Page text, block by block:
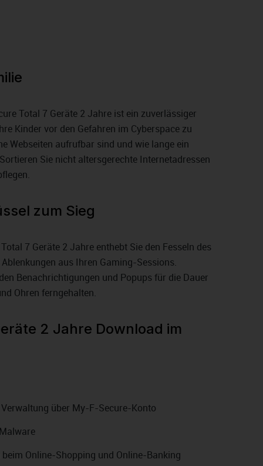
Total 7 Geräte 2 Jahre ist ein zuverlässiger
Kinder vor den Gefahren im Cyberspace zu
Webseiten aufrufbar sind und wie lange ein
Sie nicht altersgerechte Internetadressen
zum Sieg
7 Geräte 2 Jahre enthebt Sie den Fesseln des
aus Ihren Gaming-Sessions.
Benachrichtigungen und Popups für die Dauer
Ohren ferngehalten.
2 Jahre Download im
über My-F-Secure-Konto
Online-Shopping und Online-Banking